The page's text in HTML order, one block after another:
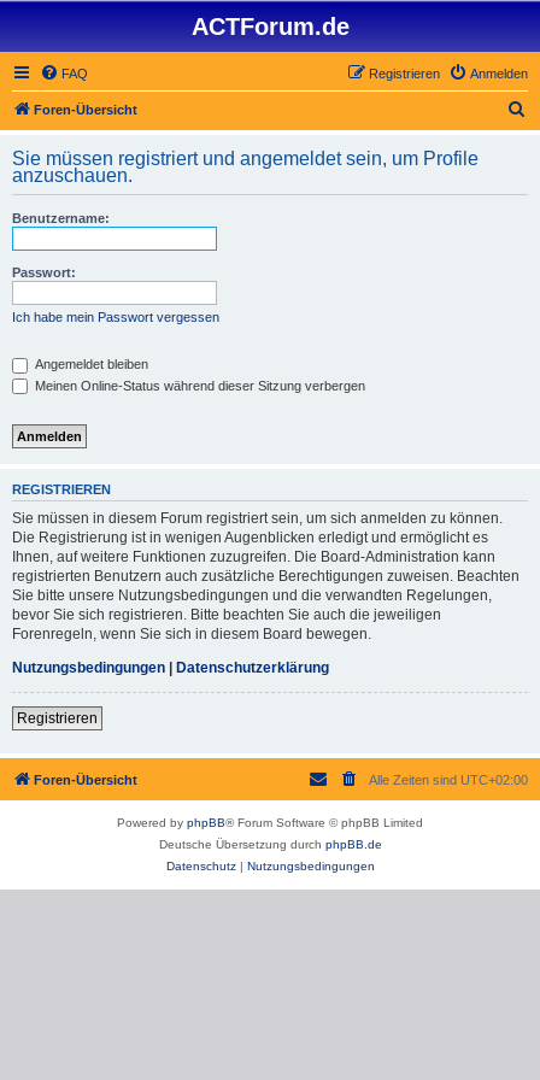
ACTForum.de
FAQ Anmelden
Registrieren
Foren-Übersicht
h
Sie müssen registriert und angemeldet sein, um Profile
anzuschauen.
Benutzername:
Passwort:
Ich habe mein Passwort vergessen
Angemeldet bleiben
Meinen Online-Status während dieser Sitzung verbergen
REGISTRIEREN
Sie müssen in diesem Forum registriert sein, um sich anmelden zu können.
Die Registrierung ist in wenigen Augenblicken erledigt und ermöglicht es
Ihnen, auf weitere Funktionen zuzugreifen. Die Board-Administration kann
registrierten Benutzern auch zusätzliche Berechtigungen zuweisen. Beachten
Sie bitte unsere Nutzungsbedingungen und die verwandten Regelungen,
bevor Sie sich registrieren. Bitte beachten Sie auch die jeweiligen
Forenregeln, wenn Sie sich in diesem Board bewegen.
Nutzungsbedingungen | Datenschutzerklärung
Registrieren
Foren-Übersicht Alle Zeiten sind UTC+02:00
Powered by phpBB® Forum Software © phpBB Limited
Deutsche Übersetzung durch phpBB.de
Datenschutz| Nutzungsbedingungen